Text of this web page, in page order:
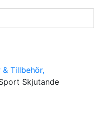
& Tillbehör,
Skjutande